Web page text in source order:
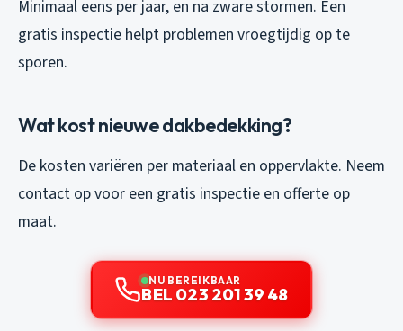
Minimaal eens per jaar, en na zware stormen. Een
gratis inspectie helpt problemen vroegtijdig op te
sporen.
Wat kost nieuwe dakbedekking?
De kosten variëren per materiaal en oppervlakte. Neem
contact op voor een gratis inspectie en offerte op
maat.
NU BEREIKBAAR
BEL 023 201 39 48